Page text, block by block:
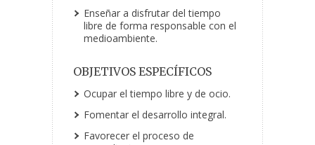
Enseñar a disfrutar del tiempo
libre de forma responsable con el
medioambiente.
OBJETIVOS ESPECÍFICOS
Ocupar el tiempo libre y de ocio.
Fomentar el desarrollo integral.
Favorecer el proceso de